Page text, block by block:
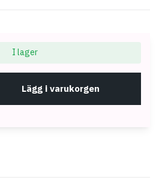
I lager
Lägg i varukorgen